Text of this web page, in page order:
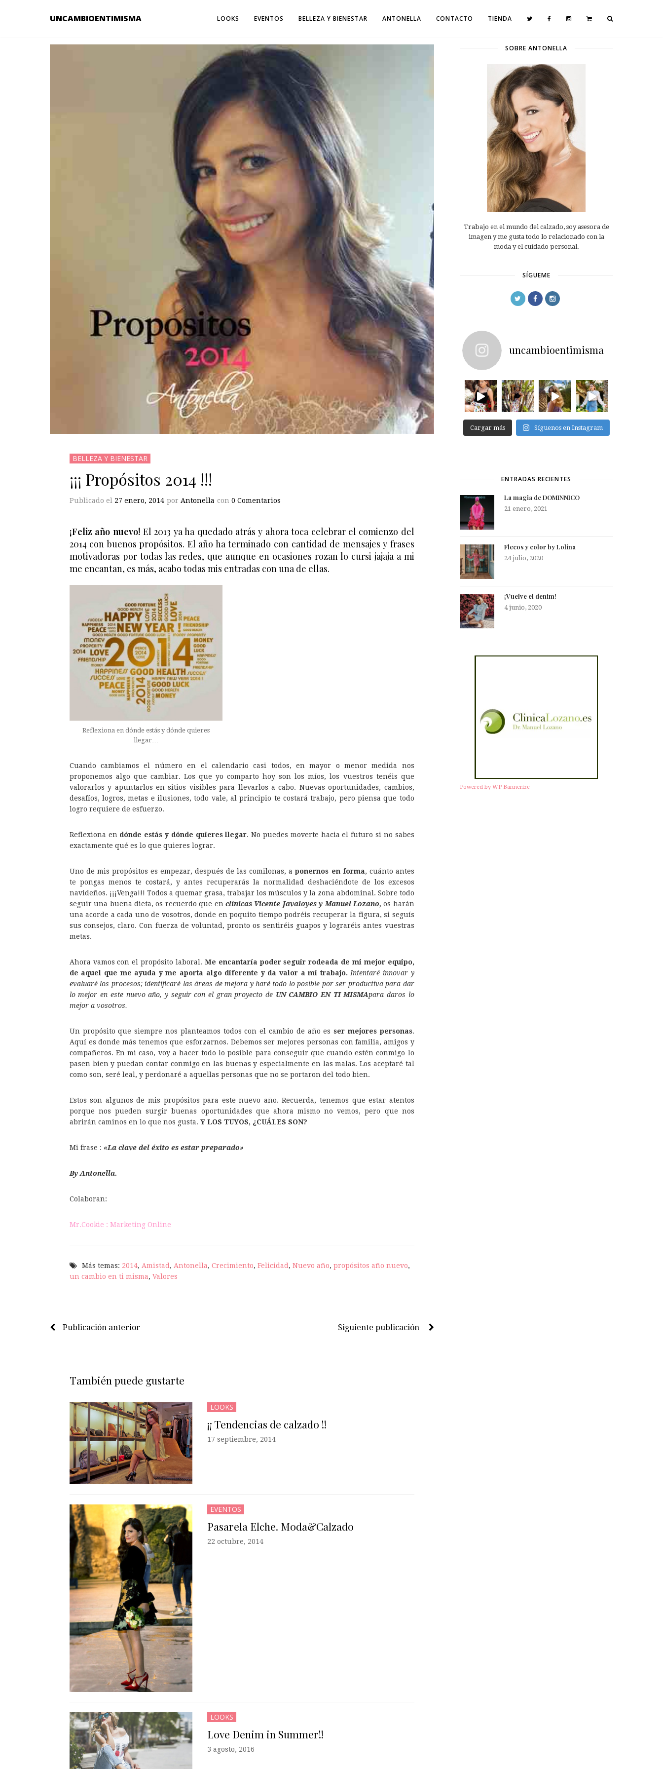
UNCAMBIOENTIMISMA LOOKS EVENTOS BELLEZA Y BIENESTAR ANTONELLA CONTACTO TIENDA
BELLEZA Y BIENESTAR
¡¡¡ Propósitos 2014 !!!
Publicado el 27 enero, 2014 por Antonella con 0 Comentarios
¡Feliz año nuevo! El 2013 ya ha quedado atrás y ahora toca celebrar el comienzo del
2014 con buenos propósitos. El año ha terminado con cantidad de mensajes y frases
motivadoras por todas las redes, que aunque en ocasiones rozan lo cursi jajaja a mi
me encantan, es más, acabo todas mis entradas con una de ellas.
Reflexiona en dónde estás y dónde quieres
llegar…
Cuando cambiamos el número en el calendario casi todos, en mayor o menor medida nos
proponemos algo que cambiar. Los que yo comparto hoy son los míos, los vuestros tenéis que
valorarlos y apuntarlos en sitios visibles para llevarlos a cabo. Nuevas oportunidades, cambios,
desafíos, logros, metas e ilusiones, todo vale, al principio te costará trabajo, pero piensa que todo
logro requiere de esfuerzo.
Reflexiona en dónde estás y dónde quieres llegar. No puedes moverte hacia el futuro si no sabes
exactamente qué es lo que quieres lograr.
Uno de mis propósitos es empezar, después de las comilonas, a ponernos en forma, cuánto antes
te pongas menos te costará, y antes recuperarás la normalidad deshaciéndote de los excesos
navideños. ¡¡¡Venga!!! Todos a quemar grasa, trabajar los músculos y la zona abdominal. Sobre todo
seguir una buena dieta, os recuerdo que en clínicas Vicente Javaloyes y Manuel Lozano, os harán
una acorde a cada uno de vosotros, donde en poquito tiempo podréis recuperar la figura, si seguís
sus consejos, claro. Con fuerza de voluntad, pronto os sentiréis guapos y lograréis antes vuestras
metas.
Ahora vamos con el propósito laboral. Me encantaría poder seguir rodeada de mi mejor equipo,
de aquel que me ayuda y me aporta algo diferente y da valor a mi trabajo. Intentaré innovar y
evaluaré los procesos; identificaré las áreas de mejora y haré todo lo posible por ser productiva para dar
lo mejor en este nuevo año, y seguir con el gran proyecto de UN CAMBIO EN TI MISMApara daros lo
mejor a vosotros.
Un propósito que siempre nos planteamos todos con el cambio de año esser mejores personas.
Aquí es donde más tenemos que esforzarnos. Debemos ser mejores personas con familia, amigos y
compañeros. En mi caso, voy a hacer todo lo posible para conseguir que cuando estén conmigo lo
pasen bien y puedan contar conmigo en las buenas y especialmente en las malas. Los aceptaré tal
como son, seré leal, y perdonaré a aquellas personas que no se portaron del todo bien.
Estos son algunos de mis propósitos para este nuevo año. Recuerda, tenemos que estar atentos
porque nos pueden surgir buenas oportunidades que ahora mismo no vemos, pero que nos
abrirán caminos en lo que nos gusta. Y LOS TUYOS, ¿CUÁLES SON?
Mi frase : «La clave del éxito es estar preparado»
By Antonella.
Colaboran:
Mr.Cookie : Marketing Online
Más temas: 2014, Amistad , Antonella, Crecimiento, Felicidad , Nuevo año, propósitos año nuevo,
un cambio en ti misma, Valores
Siguiente publicación
Publicación anterior
También puede gustarte
LOOKS
¡¡ Tendencias de calzado !!
17 septiembre, 2014
EVENTOS
Pasarela Elche. Moda&Calzado
22 octubre, 2014
LOOKS
Love Denim in Summer!!
3 agosto, 2016
SOBRE ANTONELLA
Trabajo en el mundo del calzado, soy asesora de
imagen y me gusta todo lo relacionado con la
moda y el cuidado personal.
SÍGUEME
uncambioentimisma
Cargar más Síguenos en Instagram
ENTRADAS RECIENTES
La magia de DOMINNICO
21 enero, 2021
Flecos y color by Lolina
24 julio, 2020
¡Vuelve el denim!
4 junio, 2020
Powered by WP Bannerize